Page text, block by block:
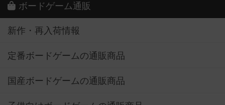
ボードゲーム通販
新作・再入荷情報
定番ボードゲームの通販商品
国産ボードゲームの通販商品